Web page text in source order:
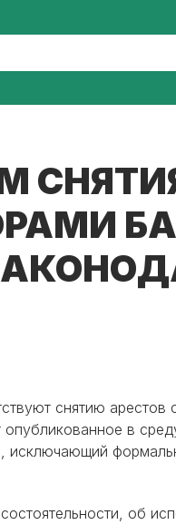
снятию
в
исключающий
об